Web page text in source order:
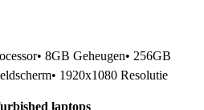
8GB Geheugen• 256GB
1920x1080 Resolutie
laptops